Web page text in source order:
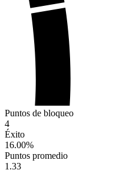
Puntos de bloqueo
4
Éxito
16.00%
Puntos promedio
1.33